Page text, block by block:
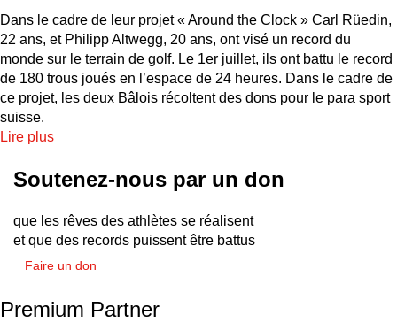
Dans le cadre de leur projet « Around the Clock » Carl Rüedin,
22 ans, et Philipp Altwegg, 20 ans, ont visé un record du
monde sur le terrain de golf. Le 1er juillet, ils ont battu le record
de 180 trous joués en l’espace de 24 heures. Dans le cadre de
ce projet, les deux Bâlois récoltent des dons pour le para sport
suisse.
Lire plus
Soutenez-nous par un don
que les rêves des athlètes se réalisent
et que des records puissent être battus
Faire un don
Premium Partner